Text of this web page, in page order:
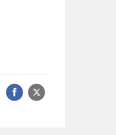
Facebook
Sosyal